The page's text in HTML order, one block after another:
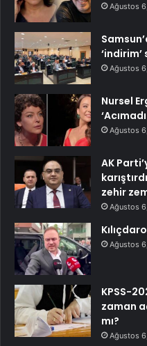
Ağustos
‘indirim’
Ağustos
Nursel
Ağustos
AK
zehir
Ağustos
Ağustos
KPSS-
zaman
mı?
Ağustos